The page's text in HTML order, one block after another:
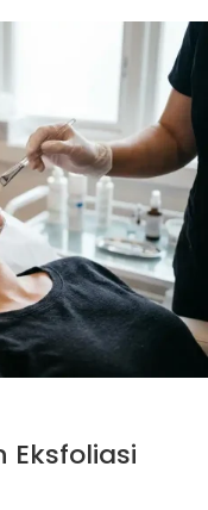
Eksfoliasi